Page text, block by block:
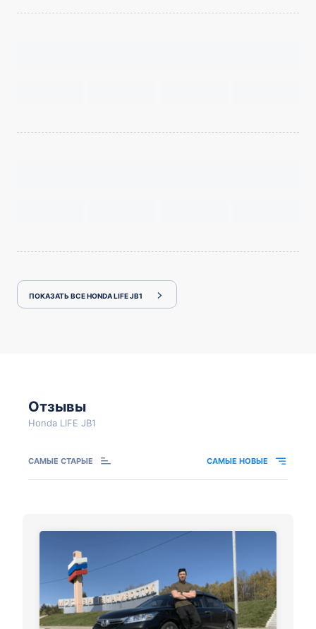
ПОКАЗАТЬ ВСЕ HONDA LIFE JB1
Отзывы
Honda LIFE JB1
САМЫЕ СТАРЫЕ САМЫЕ НОВЫЕ